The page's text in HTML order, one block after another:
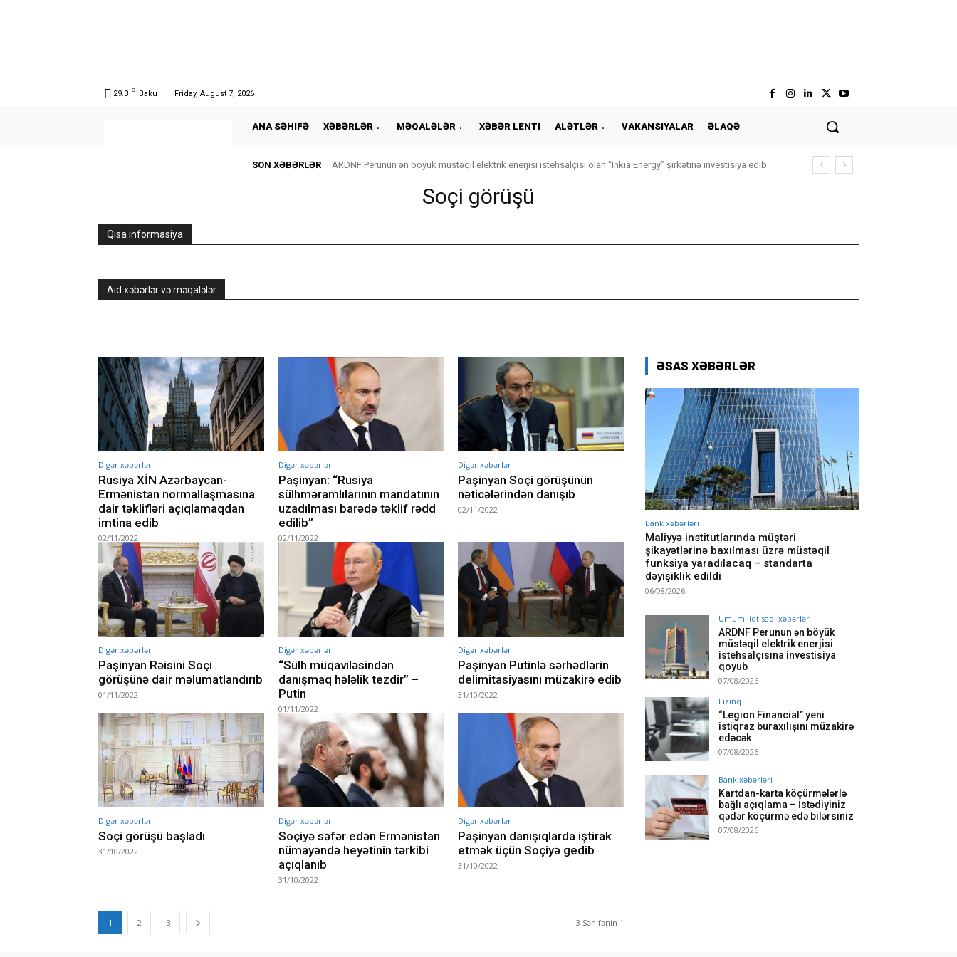
29.3 C Baku Friday, August 7, 2026
ANA SƏHIFƏ XƏBƏRLƏR MƏQALƏLƏR XƏBƏR LENTI ALƏTLƏR VAKANSIYALAR ƏLAQƏ
SON XƏBƏRLƏR ARDNF Perunun ən böyük müstəqil elektrik enerjisi istehsalçısı olan “Inkia Energy” şirkətinə investisiya edib
Soçi görüşü
Qisa informasiya
Aid xəbərlər və məqalələr
Digər xəbərlər
Rusiya XİN Azərbaycan-
Ermənistan normallaşmasına
dair təklifləri açıqlamaqdan
imtina edib
02/11/2022
Digər xəbərlər
Paşinyan: “Rusiya
sülhməramlılarının mandatının
uzadılması barədə təklif rədd
edilib”
02/11/2022
Digər xəbərlər
Paşinyan Soçi görüşünün
nəticələrindən danışıb
02/11/2022
Digər xəbərlər
Paşinyan Rəisini Soçi
görüşünə dair məlumatlandırıb
01/11/2022
Digər xəbərlər
“Sülh müqaviləsindən
danışmaq hələlik tezdir” –
Putin
01/11/2022
Digər xəbərlər
Paşinyan Putinlə sərhədlərin
delimitasiyasını müzakirə edib
31/10/2022
Digər xəbərlər
Soçi görüşü başladı
31/10/2022
Digər xəbərlər
Soçiyə səfər edən Ermənistan
nümayəndə heyətinin tərkibi
açıqlanıb
31/10/2022
Digər xəbərlər
Paşinyan danışıqlarda iştirak
etmək üçün Soçiyə gedib
31/10/2022
1 2 3 3 Səhifənin 1
ƏSAS XƏBƏRLƏR
Bank xəbərləri
Maliyyə institutlarında müştəri
şikayətlərinə baxılması üzrə müstəqil
funksiya yaradılacaq – standarta
dəyişiklik edildi
06/08/2026
Ümumi iqtisadi xəbərlər
ARDNF Perunun ən böyük
müstəqil elektrik enerjisi
istehsalçısına investisiya
qoyub
07/08/2026
Lizinq
“Legion Financial” yeni
istiqraz buraxılışını müzakirə
edəcək
07/08/2026
Bank xəbərləri
Kartdan-karta köçürmələrlə
bağlı açıqlama – İstədiyiniz
qədər köçürmə edə bilərsiniz
07/08/2026